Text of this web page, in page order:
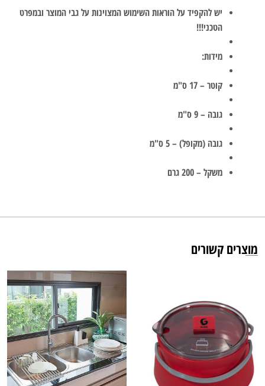
יש להקפיד על הוראות השימוש המצוינות על גבי המוצר ובמפרט
הטכני!!!
מידות:
קוטר – 17 ס"מ
גובה – 9 ס"מ
גובה (מקופל) – 5 ס"מ
משקל – 200 גרם
מוצרים קשורים